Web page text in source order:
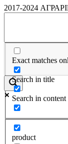
2017-2024
Exact matches
Search in title
Search in content
product